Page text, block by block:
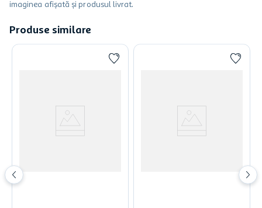
imaginea afișată și produsul livrat.
Produse similare